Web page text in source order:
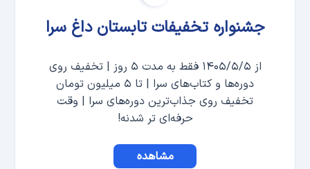
جشنواره تخفیفات تابستان داغ سرا
از ۱۴۰۵/۵/۵ فقط به مدت ۵ روز | تخفیف روی
دوره‌ها و کتاب‌های سرا | تا ۵ میلیون تومان
تخفیف روی جذاب‌ترین دوره‌های سرا | وقت
حرفه‌ای تر شدنه!
مشاهده